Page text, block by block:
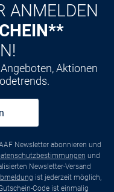
ANMELDEN
Aktionen
Newsletter abonnieren und
und
Newsletter-Versand
ist jederzeit möglich,
Code ist einmalig